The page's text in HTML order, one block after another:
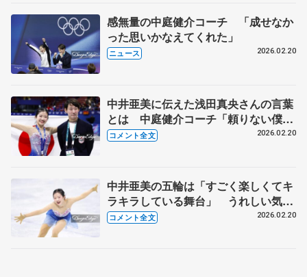
感無量の中庭健介コーチ 「成せなか
った思いかなえてくれた」
ニュース 2026.02.20
中井亜美に伝えた浅田真央さんの言葉
とは 中庭健介コーチ「頼りない僕を
信じてやってきてくれた」 【ミラノ
コメント全文 2026.02.20
中井亜美の五輪は「すごく楽しくてキ
ラキラしている舞台」 うれしい気持
ちでいっぱい【ミラノ五輪女子フリー
コメント全文 2026.02.20